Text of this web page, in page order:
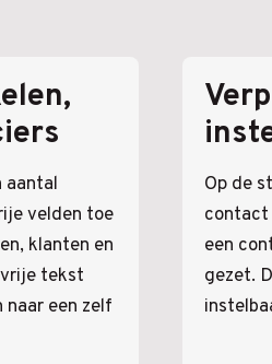
aantal
velden toe
klanten en
tekst
een zelf
Op de
contact
een
gezet.